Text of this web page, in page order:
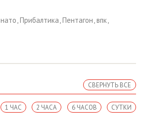
нато,Прибалтика,Пентагон,впк,
СВЕРНУТЬ ВСЕ
СУТКИ
6 ЧАСОВ
2 ЧАСА
1 ЧАС